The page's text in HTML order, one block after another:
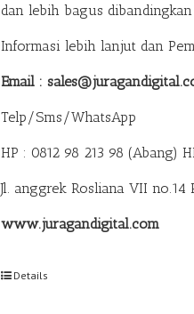
dan lebih bagus
Informasi lebih lanjut dan
Email :
Telp/Sms/WhatsApp
HP : 0812 98 213 98 (Abang)
Jl. anggrek Rosliana VII no.14
www.juragandigital.com
Details